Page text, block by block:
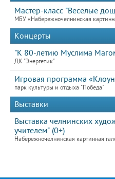
Мастер-класс "Веселые
МБУ «Набережночелнинская
Концерты
"К 80-летию Муслима
ДК "Энергетик"
Игровая программа
парк культуры и отдыха "Победа"
Выставки
Выставка челнинских
учителем" (0+)
Набережночелнинская картинная